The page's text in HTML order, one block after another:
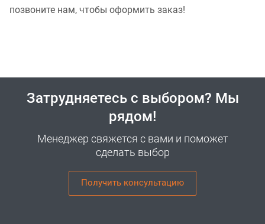
позвоните нам, чтобы оформить заказ!
Затрудняетесь с выбором? Мы
рядом!
Менеджер свяжется с вами и поможет
сделать выбор
Получить консультацию